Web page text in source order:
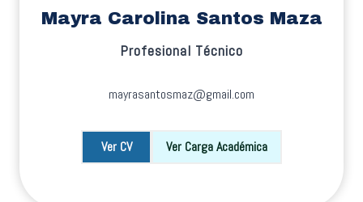
Mayra Carolina Santos Maza
Profesional Técnico
mayrasantosmaz@gmail.com
Ver CV Ver Carga Académica